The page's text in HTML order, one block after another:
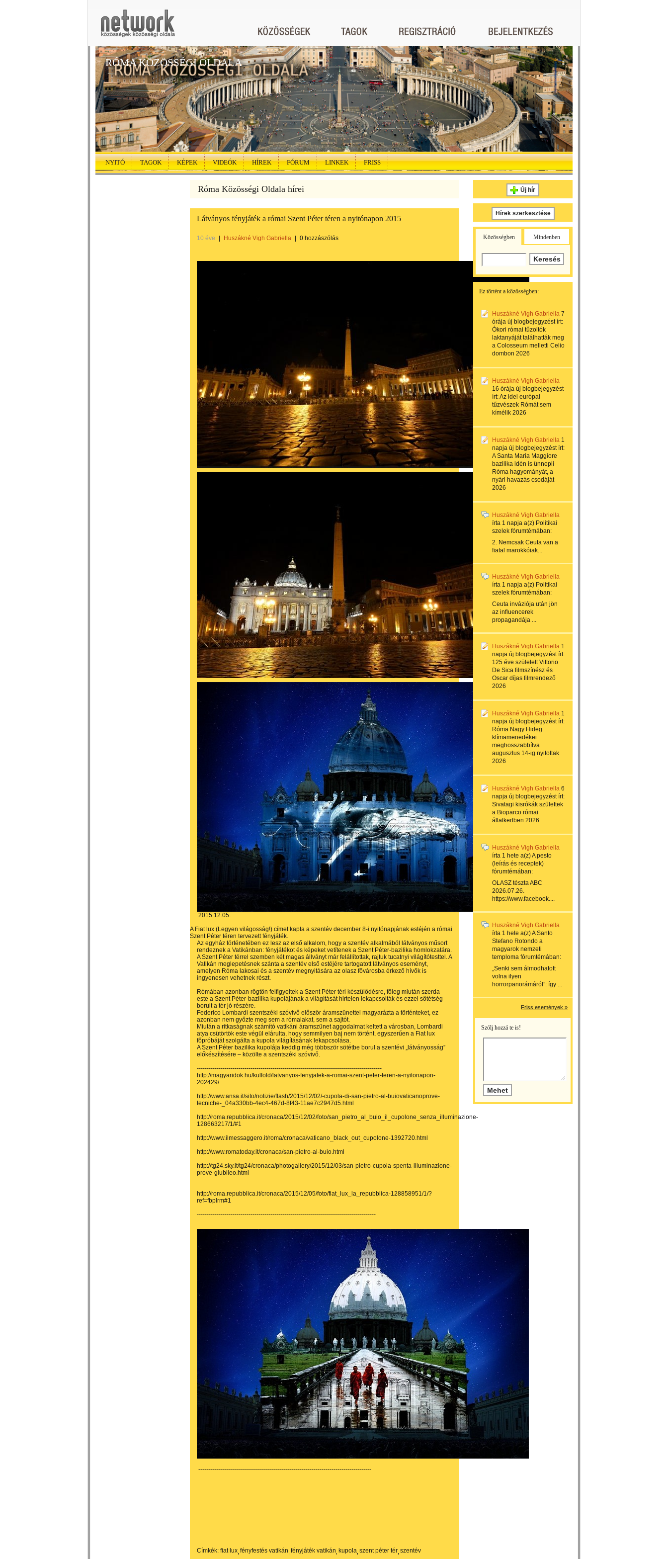
RÓMA KÖZÖSSÉGI OLDALA
NYITÓ TAGOK KÉPEK VIDEÓK HÍREK FÓRUM LINKEK FRISS
Róma Közösségi Oldala hírei
Látványos fényjáték a római Szent Péter téren a nyitónapon 2015
10 éve Huszákné Vigh Gabriella 0 hozzászólás
2015.12.05.
A Fiat lux (Legyen világosság!) címet kapta a szentév december 8-i nyitónapjának estéjén a római
Szent Péter téren tervezett fényjáték.
Az egyház történetében ez lesz az első alkalom, hogy a szentév alkalmából látványos műsort
rendeznek a Vatikánban: fényjátékot és képeket vetítenek a Szent Péter-bazilika homlokzatára.
A Szent Péter térrel szemben két magas állványt már felállítottak, rajtuk tucatnyi világítótesttel. A
Vatikán meglepetésnek szánta a szentév első estéjére tartogatott látványos eseményt,
amelyen Róma lakosai és a szentév megnyitására az olasz fővárosba érkező hívők is
ingyenesen vehetnek részt.
Rómában azonban rögtön felfigyeltek a Szent Péter téri készülődésre, főleg miután szerda
este a Szent Péter-bazilika kupolájának a világítását hirtelen lekapcsolták és ezzel sötétség
borult a tér jó részére.
Federico Lombardi szentszéki szóvivő először áramszünettel magyarázta a történteket, ez
azonban nem győzte meg sem a rómaiakat, sem a sajtót.
Miután a ritkaságnak számító vatikáni áramszünet aggodalmat keltett a városban, Lombardi
atya csütörtök este végül elárulta, hogy semmilyen baj nem történt, egyszerűen a Fiat lux
főpróbáját szolgálta a kupola világításának lekapcsolása.
A Szent Péter bazilika kupolája keddig még többször sötétbe borul a szentévi „látványosság”
előkészítésére – közölte a szentszéki szóvivő.
---------------------------------------------------------------------------------------------
http://magyaridok.hu/kulfold/latvanyos-fenyjatek-a-romai-szent-peter-teren-a-nyitonapon-
202429/
http://www.ansa.it/sito/notizie/flash/2015/12/02/-cupola-di-san-pietro-al-buiovaticanoprove-
tecniche-_04a330bb-4ec4-467d-8f43-11ae7c2947d5.html
http://roma.repubblica.it/cronaca/2015/12/02/foto/san_pietro_al_buio_il_cupolone_senza_illuminazione-
128663217/1/#1
http://www.ilmessaggero.it/roma/cronaca/vaticano_black_out_cupolone-1392720.html
http://www.romatoday.it/cronaca/san-pietro-al-buio.html
http://tg24.sky.it/tg24/cronaca/photogallery/2015/12/03/san-pietro-cupola-spenta-illuminazione-
prove-giubileo.html
http://roma.repubblica.it/cronaca/2015/12/05/foto/fiat_lux_la_repubblica-128858951/1/?
ref=fbplrm#1
------------------------------------------------------------------------------------------
---------------------------------------------------------------------------------------
Címkék: fiat lux fényfestés vatikán fényjáték vatikán kupola szent péter tér szentév
Új hír
Hírek szerkesztése
Közösségben Mindenben
Ez történt a közösségben:
Huszákné Vigh Gabriella 7
órája új blogbejegyzést írt:
Ókori római tűzoltók
laktanyáját találhatták meg
a Colosseum melletti Celio
dombon 2026
Huszákné Vigh Gabriella
16 órája új blogbejegyzést
írt:Az idei európai
tűzvészek Rómát sem
kímélik 2026
Huszákné Vigh Gabriella 1
napja új blogbejegyzést írt:
A Santa Maria Maggiore
bazilika idén is ünnepli
Róma hagyományát, a
nyári havazás csodáját
2026
Huszákné Vigh Gabriella
írta 1 napja a(z) Politikai
szelek fórumtémában:
2. Nemcsak Ceuta van a
fiatal marokkóiak...
Huszákné Vigh Gabriella
írta 1 napja a(z) Politikai
szelek fórumtémában:
Ceuta inváziója után jön
az influencerek
propagandája ...
Huszákné Vigh Gabriella 1
napja új blogbejegyzést írt:
125 éve született Vittorio
De Sica filmszínész és
Oscar díjas filmrendező
2026
Huszákné Vigh Gabriella 1
napja új blogbejegyzést írt:
Róma Nagy Hideg
klímamenedékei
meghosszabbítva
augusztus 14-ig nyitottak
2026
Huszákné Vigh Gabriella 6
napja új blogbejegyzést írt:
Sivatagi kisrókák születtek
a Bioparco római
állatkertben 2026
Huszákné Vigh Gabriella
írta 1 hete a(z)A pesto
(leírás és receptek)
fórumtémában:
OLASZ tészta ABC
2026.07.26.
https://www.facebook....
Huszákné Vigh Gabriella
írta 1 hete a(z)A Santo
Stefano Rotondo a
magyarok nemzeti
temploma fórumtémában:
„Senki sem álmodhatott
volna ilyen
horrorpanorámáról”: így ...
Friss események »
Szólj hozzá te is!